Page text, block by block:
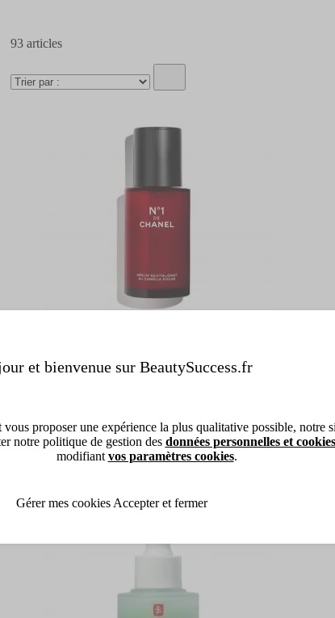
93 articles
N°1 DE CHANEL SÉRUM REVITALISANT
2 contenances disponibles
et bienvenue sur BeautySuccess.fr
proposer une expérience la plus qualitative possible, notre
notre politique de gestion des données personnelles et cookies
modifiant vos paramètres cookies.
Gérer mes cookies Accepter et fermer